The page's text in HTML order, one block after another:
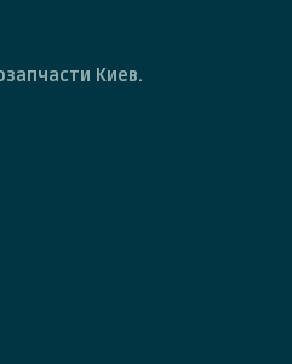
Киев.